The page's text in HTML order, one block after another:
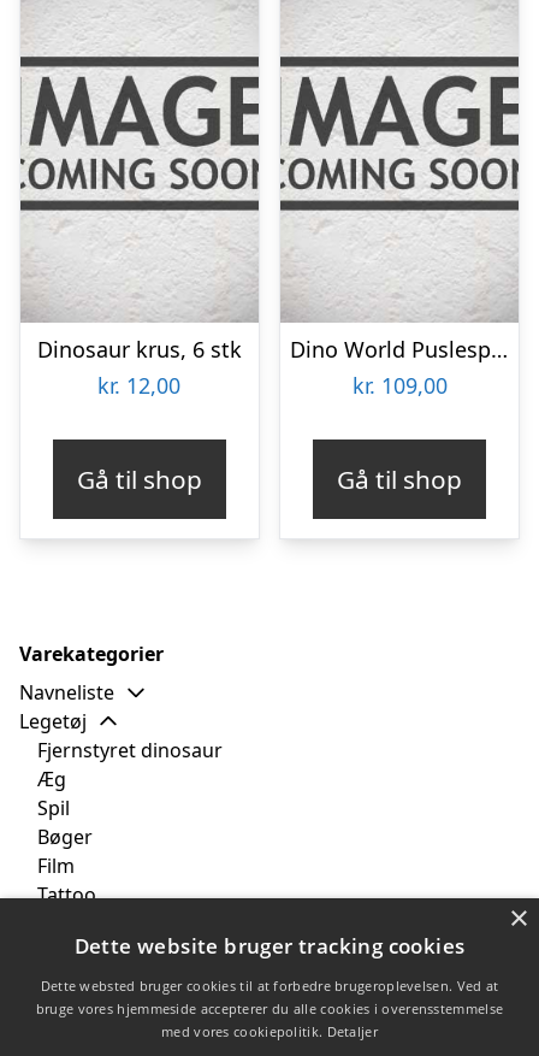
Dinosaur krus, 6 stk
kr. 12,00
Gå til shop
Dino World Puslespil i Box
kr. 109,00
Gå til shop
Varekategorier
Navneliste
Legetøj
Fjernstyret dinosaur
Æg
Spil
Bøger
Film
Tattoo
Perleplader
Tekstil
Børneværelset
×
Dette website bruger tracking cookies
Dette websted bruger cookies til at forbedre brugeroplevelsen. Ved at
bruge vores hjemmeside accepterer du alle cookies i overensstemmelse
med vores cookiepolitik. Detaljer